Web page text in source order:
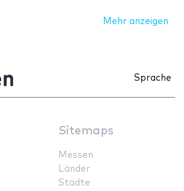
Mehr anzeigen
Sprache
Sitemaps
Messen
Länder
Städte